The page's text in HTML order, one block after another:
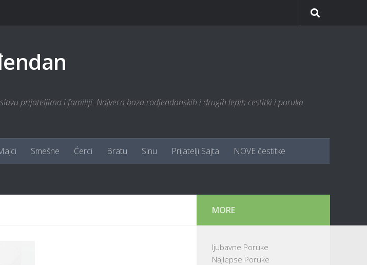
prijateljima i familiji. Najveca baza rodjendanskih i drugih lepih cestitki i poruka
Smešne Ćerci Bratu Sinu Prijatelji Sajta NOVE čestitke
MORE
ljubavne Poruke
Najlepse Poruke